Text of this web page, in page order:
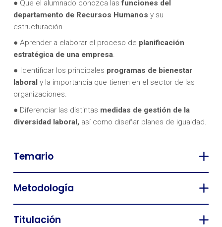
● Que el alumnado conozca lasfunciones del
departamento de Recursos Humanos y su
estructuración.
● Aprender a elaborar el proceso de planificación
estratégica de una empresa.
● Identificar los principales programas de bienestar
laboraly la importancia que tienen en el sector de las
organizaciones.
● Diferenciar las distintas medidas de gestión de la
diversidad laboral, así como diseñar planes de igualdad.
Temario
Metodología
Titulación